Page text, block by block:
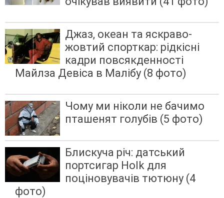
Джаз, океан та яскраво-
жовтий спорткар: рідкісні
кадри повсякденності
Майлза Девіса в Малібу (8 фото)
Чому ми ніколи не бачимо
пташенят голубів (5 фото)
Блискуча річ: датський
портсигар Holk для
поціновувачів тютюну (4
фото)